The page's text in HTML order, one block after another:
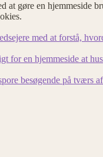
at gøre en hjemmeside
med at forstå,
for en hjemmeside at
besøgende på tværs